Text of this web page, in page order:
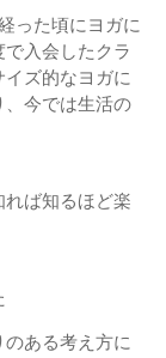
った頃にヨガに
入会したクラ
ズ的なヨガに
、今では生活の
ば知るほど楽
ある考え方に